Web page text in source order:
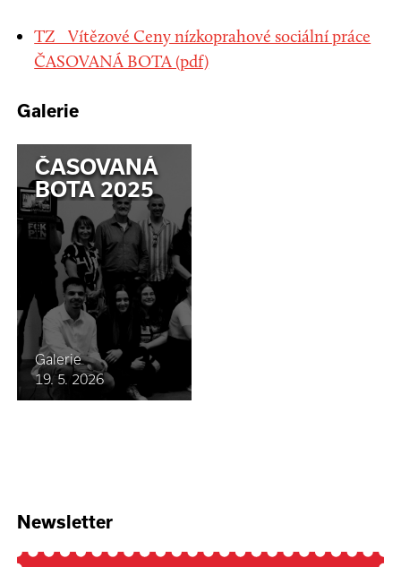
TZ_ Vítězové Ceny nízkoprahové sociální práce
ČASOVANÁ BOTA (pdf)
Galerie
ČASOVANÁ
BOTA 2025
Galerie
19. 5. 2026
Newsletter